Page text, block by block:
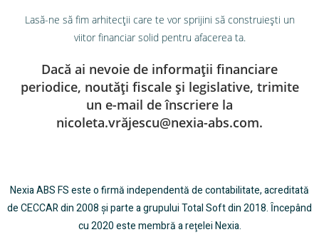
Lasă-ne să fim arhitecții care te vor sprijini să construiești un
viitor financiar solid pentru afacerea ta.
Dacă ai nevoie de informaţii financiare
periodice, noutăţi fiscale și legislative, trimite
un e-mail de înscriere la
nicoleta.vrăjescu@nexia-abs.com.
Nexia ABS FS este o firmăindependentă decontabilitate, acreditată
de CECCAR din 2008 şiparte a grupului Total Soft din 2018.Ȋncepând
cu 2020 este membră a reţeleiNexia.